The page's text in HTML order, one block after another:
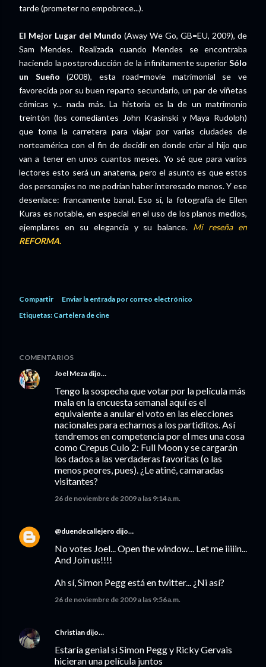
tarde (prometer no empobrece...).
El Mejor Lugar del Mundo (Away We Go, GB=EU, 2009), de
Sam Mendes. Realizada cuando Mendes se encontraba
haciendo la postproducción de la infinitamente superior Sólo
un Sueño (2008), esta road=movie matrimonial se ve
favorecida por su buen reparto secundario, un par de viñetas
cómicas y... nada más. La historia es la de un matrimonio
treintón (los comediantes John Krasinski y Maya Rudolph)
que toma la carretera para viajar por varias ciudades de
norteamérica con el fin de decidir en donde criar al hijo que
van a tener en unos cuantos meses. Yo sé que para varios
lectores esto será un anatema, pero el asunto es que estos
dos personajes no me podrían haber interesado menos. Y ese
desenlace: francamente banal. Eso sí, la fotografía de Ellen
Kuras es notable, en especial en el uso de los planos medios,
ejemplares en su elegancia y su balance. Mi reseña en
REFORMA.
Compartir
Enviar la entrada por correo electrónico
Etiquetas: Cartelera de cine
COMENTARIOS
Joel Meza dijo…
Tengo la sospecha que votar por la película más
mala en la encuesta semanal aquí es el
equivalente a anular el voto en las elecciones
nacionales para echarnos a los partiditos. Así
tendremos en competencia por el mes una cosa
como Crepus Culo 2: Full Moon y se cargarán
los dados a las verdaderas favoritas (o las
menos peores, pues). ¿Le atiné, camaradas
visitantes?
26 de noviembre de 2009 a las 9:14 a.m.
@duendecallejero dijo…
No votes Joel... Open the window... Let me iiiiin...
And Join us!!!!
Ah sí, Simon Pegg está en twitter... ¿Ni así?
26 de noviembre de 2009 a las 9:56 a.m.
Christian dijo…
Estaría genial si Simon Pegg y Ricky Gervais
hicieran una película juntos